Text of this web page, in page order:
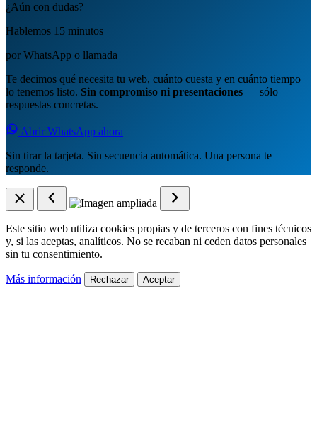
¿Aún con dudas?
Hablemos 15 minutos
por WhatsApp o llamada
Te decimos qué necesita tu web, cuánto cuesta y en cuánto tiempo
lo tenemos listo. Sin compromiso ni presentaciones — sólo
respuestas concretas.
Abrir WhatsApp ahora
Sin tirar la tarjeta. Sin secuencia automática. Una persona te
responde.
Este sitio web utiliza cookies propias y de terceros con fines técnicos
y, si las aceptas, analíticos. No se recaban ni ceden datos personales
sin tu consentimiento.
Más información Rechazar Aceptar